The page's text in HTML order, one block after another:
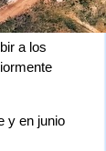
a los
y en junio